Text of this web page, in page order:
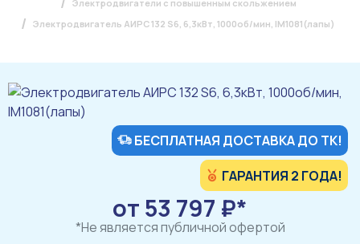
Электродвигатели с повышенным скольжением
Электродвигатель АИРС 132 S6, 6,3кВт, 1000об/мин, IM1081(лапы)
БЕСПЛАТНАЯ ДОСТАВКА ДО ТК!
ГАРАНТИЯ 2 ГОДА!
от 53 797 ₽*
*Не является публичной офертой